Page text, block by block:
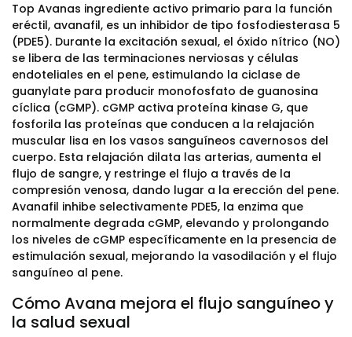
Top Avanas ingrediente activo primario para la función
eréctil, avanafil, es un inhibidor de tipo fosfodiesterasa 5
(PDE5). Durante la excitación sexual, el óxido nítrico (NO)
se libera de las terminaciones nerviosas y células
endoteliales en el pene, estimulando la ciclase de
guanylate para producir monofosfato de guanosina
cíclica (cGMP). cGMP activa proteína kinase G, que
fosforila las proteínas que conducen a la relajación
muscular lisa en los vasos sanguíneos cavernosos del
cuerpo. Esta relajación dilata las arterias, aumenta el
flujo de sangre, y restringe el flujo a través de la
compresión venosa, dando lugar a la erección del pene.
Avanafil inhibe selectivamente PDE5, la enzima que
normalmente degrada cGMP, elevando y prolongando
los niveles de cGMP específicamente en la presencia de
estimulación sexual, mejorando la vasodilación y el flujo
sanguíneo al pene.
Cómo Avana mejora el flujo sanguíneo y
la salud sexual